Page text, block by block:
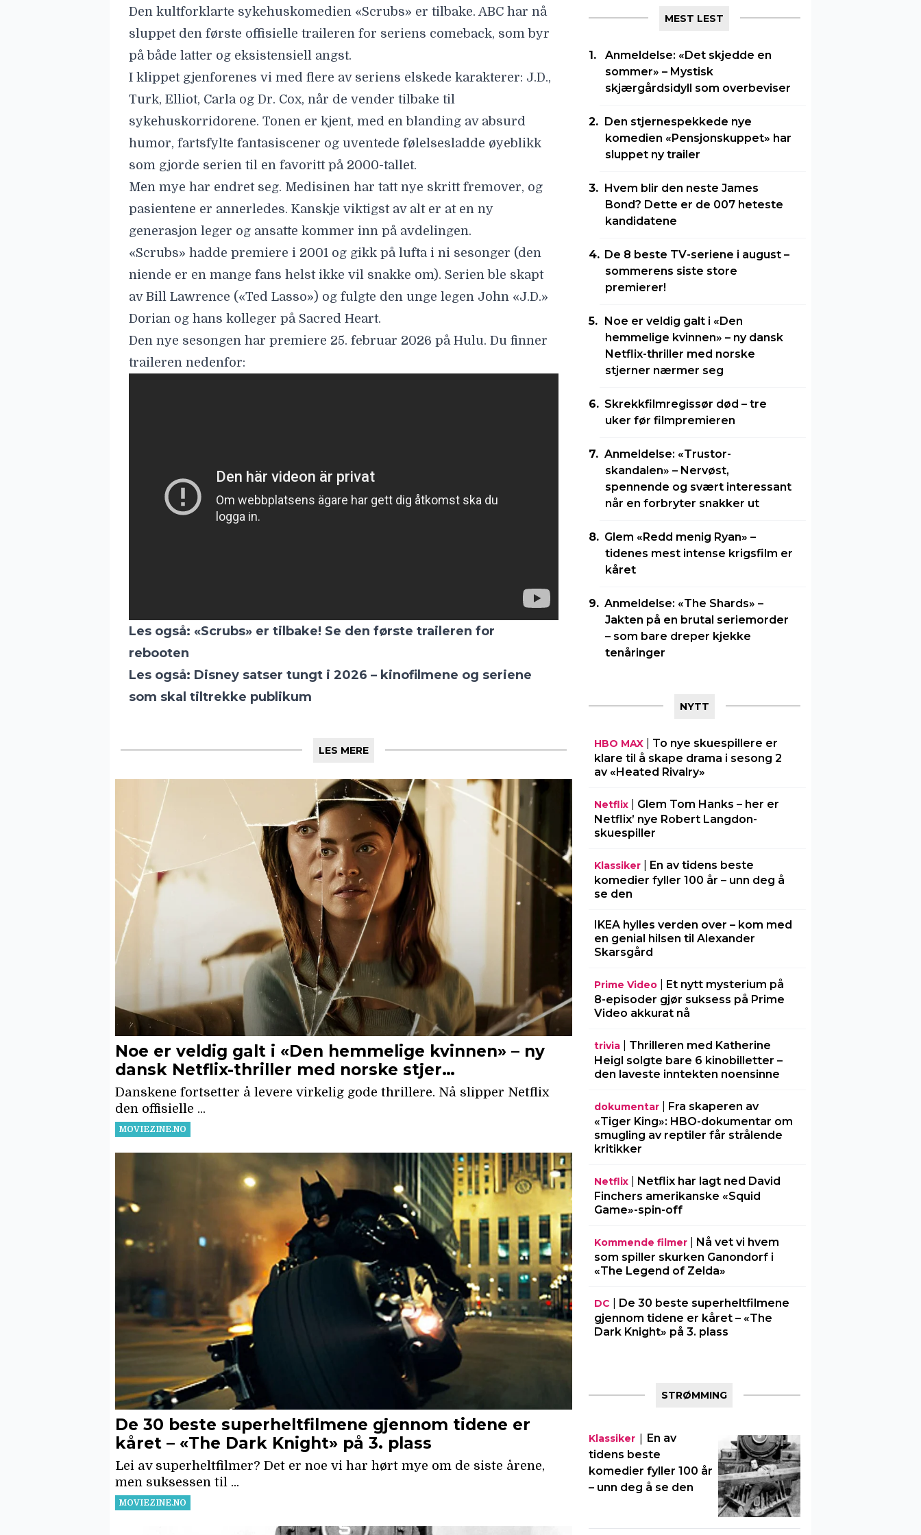
Den kultforklarte sykehuskomedien «Scrubs» er tilbake. ABC har nå
sluppet den første offisielle traileren for seriens comeback, som byr
på både latter og eksistensiell angst.
I klippet gjenforenes vi med flere av seriens elskede karakterer: J.D.,
Turk, Elliot, Carla og Dr. Cox, når de vender tilbake til
sykehuskorridorene. Tonen er kjent, med en blanding av absurd
humor, fartsfylte fantasiscener og uventede følelsesladde øyeblikk
som gjorde serien til en favoritt på 2000-tallet.
Men mye har endret seg. Medisinen har tatt nye skritt fremover, og
pasientene er annerledes. Kanskje viktigst av alt er at en ny
generasjon leger og ansatte kommer inn på avdelingen.
«Scrubs» hadde premiere i 2001 og gikk på lufta i ni sesonger (den
niende er en mange fans helst ikke vil snakke om). Serien ble skapt
av Bill Lawrence («Ted Lasso») og fulgte den unge legen John «J.D.»
Dorian og hans kolleger på Sacred Heart.
Den nye sesongen har premiere 25. februar 2026 på Hulu. Du finner
traileren nedenfor:
Les også: «Scrubs» er tilbake! Se den første traileren for
rebooten
Les også: Disney satser tungt i 2026 – kinofilmene og seriene
som skal tiltrekke publikum
LES MERE
MEST LEST
Anmeldelse: «Det skjedde en
sommer» – Mystisk
skjærgårdsidyll som overbeviser
Den stjernespekkede nye
komedien «Pensjonskuppet» har
sluppet ny trailer
Hvem blir den neste James
Bond? Dette er de 007 heteste
kandidatene
De 8 beste TV-seriene i august –
sommerens siste store
premierer!
Noe er veldig galt i «Den
hemmelige kvinnen» – ny dansk
Netflix-thriller med norske
stjerner nærmer seg
Skrekkfilmregissør død – tre
uker før filmpremieren
Anmeldelse: «Trustor-
skandalen» – Nervøst,
spennende og svært interessant
når en forbryter snakker ut
Glem «Redd menig Ryan» –
tidenes mest intense krigsfilm er
kåret
Anmeldelse: «The Shards» –
Jakten på en brutal seriemorder
– som bare dreper kjekke
tenåringer
NYTT
HBO MAX| To nye skuespillere er
klare til å skape drama i sesong 2
av «Heated Rivalry»
Netflix| Glem Tom Hanks – her er
Netflix’ nye Robert Langdon-
skuespiller
Klassiker| En av tidens beste
komedier fyller 100 år – unn deg å
se den
IKEA hylles verden over – kom med
en genial hilsen til Alexander
Skarsgård
Prime Video| Et nytt mysterium på
8-episoder gjør suksess på Prime
Video akkurat nå
trivia| Thrilleren med Katherine
Heigl solgte bare 6 kinobilletter –
den laveste inntekten noensinne
dokumentar| Fra skaperen av
«Tiger King»: HBO-dokumentar om
smugling av reptiler får strålende
kritikker
Netflix| Netflix har lagt ned David
Finchers amerikanske «Squid
Game»-spin-off
Kommende filmer| Nå vet vi hvem
som spiller skurken Ganondorf i
«The Legend of Zelda»
DC
De 30 beste superheltfilmene
gjennom tidene er kåret – «The
Dark Knight» på 3. plass
STRØMMING
Klassiker| En av
tidens beste
komedier fyller 100 år
– unn deg å se den